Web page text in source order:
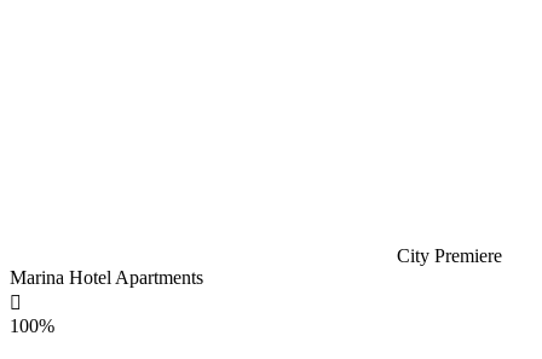
City Premiere
Marina Hotel Apartments
100%